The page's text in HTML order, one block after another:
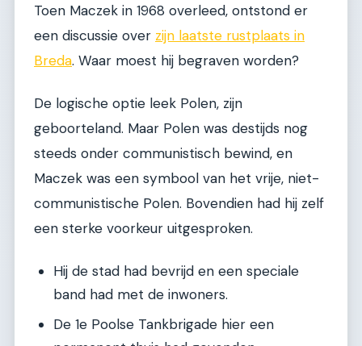
Toen Maczek in 1968 overleed, ontstond er
een discussie over zijn laatste rustplaats in
Breda. Waar moest hij begraven worden?
De logische optie leek Polen, zijn
geboorteland. Maar Polen was destijds nog
steeds onder communistisch bewind, en
Maczek was een symbool van het vrije, niet-
communistische Polen. Bovendien had hij zelf
een sterke voorkeur uitgesproken.
Hij de stad had bevrijd en een speciale
band had met de inwoners.
De 1e Poolse Tankbrigade hier een